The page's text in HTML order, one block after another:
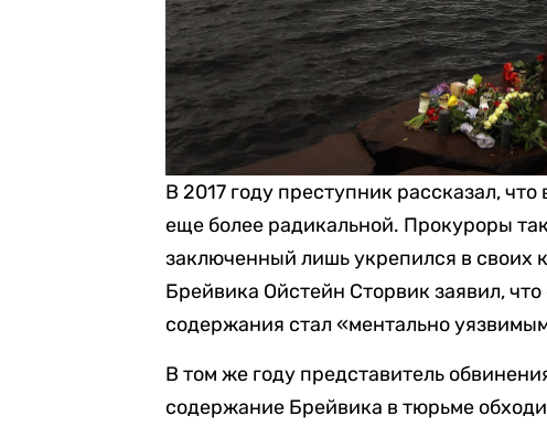
В 2017 году преступник рассказал,
еще более радикальной. Прокуроры
заключенный лишь укрепился в своих
Брейвика Ойстейн Сторвик заявил,
содержания стал «ментально
В том же году представитель
содержание Брейвика в тюрьме